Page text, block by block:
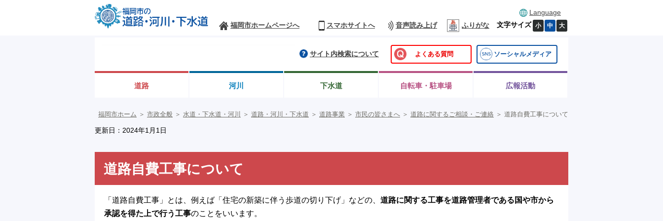
Language
福岡市ホームページへ
スマホサイトへ 音声読み上げ ふりがな 文字サイズ 小 中 大
よくある質問 ソーシャルメディア
サイト内検索について
道路 河川 下水道 自転車・駐車場 広報活動
福岡市ホーム ＞ 市政全般 ＞ 水道・下水道・河川 ＞ 道路・河川・下水道 ＞ 道路事業 ＞ 市民の皆さまへ ＞ 道路に関するご相談・ご連絡 ＞ 道路自費工事について
更新日：2024年1月1日
道路自費工事について
「道路自費工事」とは、例えば「住宅の新築に伴う歩道の切り下げ」などの、 道路に関する工事を道路管理者である国や市から
承認を得た上で行う工事のことをいいます。